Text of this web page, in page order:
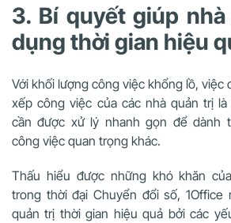
3. Bí quyết giúp
dụng thời gian hiệu
Với khối lượng công việc khổng lồ, việc
xếp công việc của các nhà quản trị
cần được xử lý nhanh gọn để dành
công việc quan trọng khác.
Thấu hiểu được những khó khăn
trong thời đại Chuyển đổi số, 1Office
quản trị thời gian hiệu quả bởi các